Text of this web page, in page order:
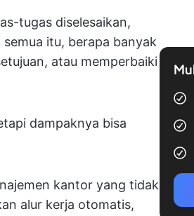
tugas diselesaikan,
itu, berapa banyak
atau memperbaiki
dampaknya bisa
kantor yang tidak
alur kerja otomatis,